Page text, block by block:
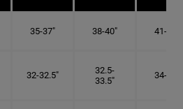
35-37" 38-40" 41-43"
32-32.5"
32.5-
33.5"
34-35"